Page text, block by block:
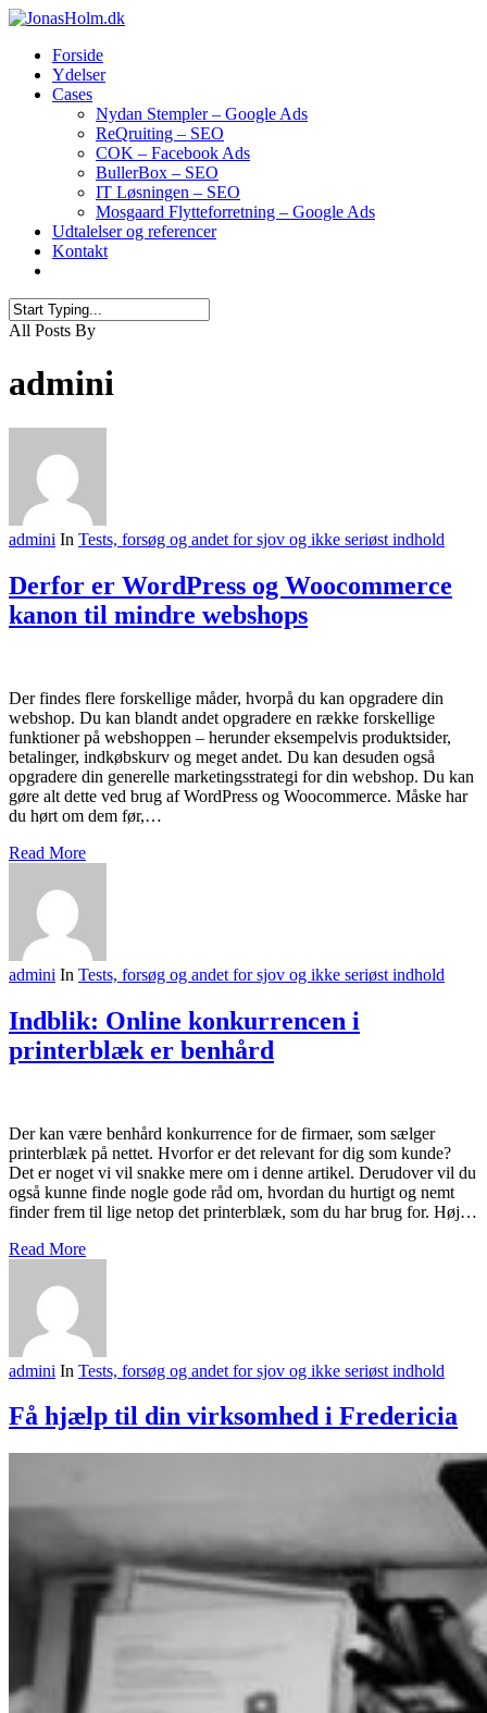
Forside
Ydelser
Cases
Nydan Stempler – Google Ads
ReQruiting – SEO
COK – Facebook Ads
BullerBox – SEO
IT Løsningen – SEO
Mosgaard Flytteforretning – Google Ads
Udtalelser og referencer
Kontakt
All Posts By
admini
admini In Tests, forsøg og andet for sjov og ikke seriøst indhold
Derfor er WordPress og Woocommerce
kanon til mindre webshops
Der findes flere forskellige måder, hvorpå du kan opgradere din
webshop. Du kan blandt andet opgradere en række forskellige
funktioner på webshoppen – herunder eksempelvis produktsider,
betalinger, indkøbskurv og meget andet. Du kan desuden også
opgradere din generelle marketingsstrategi for din webshop. Du kan
gøre alt dette ved brug af WordPress og Woocommerce. Måske har
du hørt om dem før,…
Read More
admini In Tests, forsøg og andet for sjov og ikke seriøst indhold
Indblik: Online konkurrencen i
printerblæk er benhård
Der kan være benhård konkurrence for de firmaer, som sælger
printerblæk på nettet. Hvorfor er det relevant for dig som kunde?
Det er noget vi vil snakke mere om i denne artikel. Derudover vil du
også kunne finde nogle gode råd om, hvordan du hurtigt og nemt
finder frem til lige netop det printerblæk, som du har brug for. Høj…
Read More
admini In Tests, forsøg og andet for sjov og ikke seriøst indhold
Få hjælp til din virksomhed i Fredericia